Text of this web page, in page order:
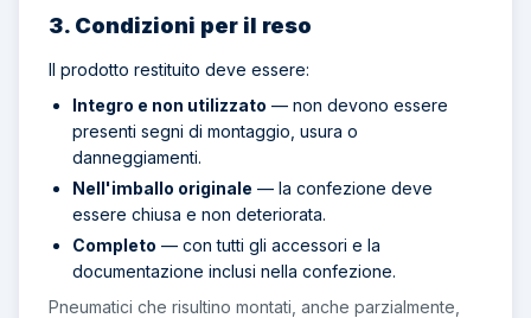
3. Condizioni per il reso
Il prodotto restituito deve essere:
Integro e non utilizzato — non devono essere
presenti segni di montaggio, usura o
danneggiamenti.
Nell'imballo originale — la confezione deve
essere chiusa e non deteriorata.
Completo — con tutti gli accessori e la
documentazione inclusi nella confezione.
Pneumatici che risultino montati, anche parzialmente,